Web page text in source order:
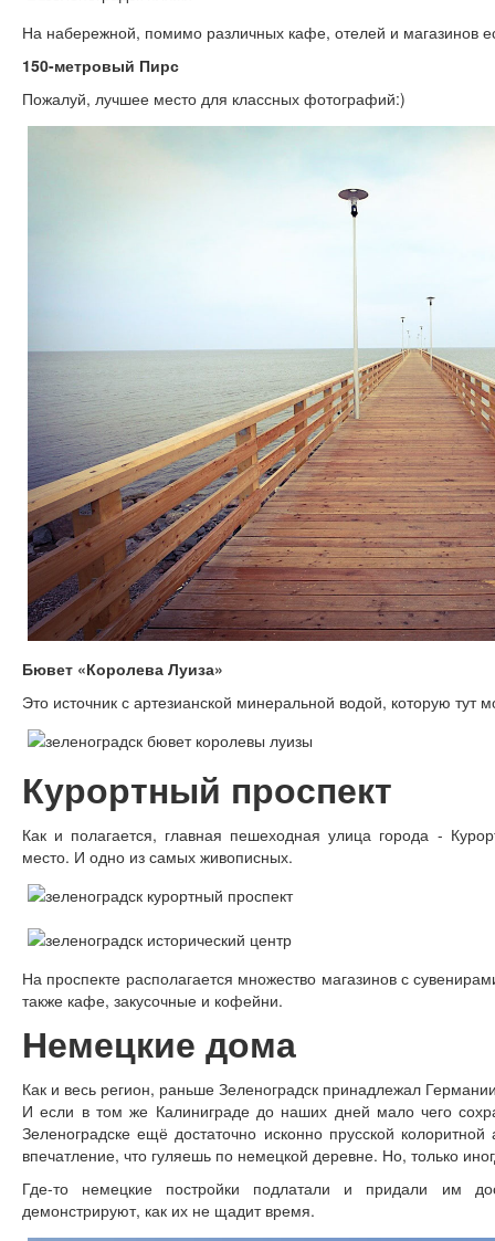
На набережной, помимо различных кафе, отелей и магазинов
150-метровый Пирс
Пожалуй, лучшее место для классных фотографий:)
Бювет «Королева Луиза»
Это источник с артезианской минеральной водой, которую
Курортный проспект
Как и полагается, главная пешеходная улица города -
место. И одно из самых живописных.
На проспекте располагается множество магазинов с
также кафе, закусочные и кофейни.
Немецкие дома
Как и весь регион, раньше Зеленоградск принадлежал
И если в том же Калиниграде до наших дней мало чего
Зеленоградске ещё достаточно исконно прусской
впечатление, что гуляешь по немецкой деревне. Но, только
Где-то немецкие постройки подлатали и придали им
демонстрируют, как их не щадит время.